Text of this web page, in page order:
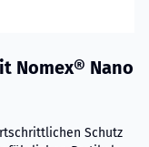
Nomex® Nano
Schutz